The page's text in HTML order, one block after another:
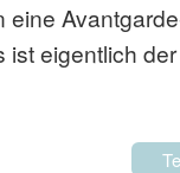
eine
ist eigentlich der